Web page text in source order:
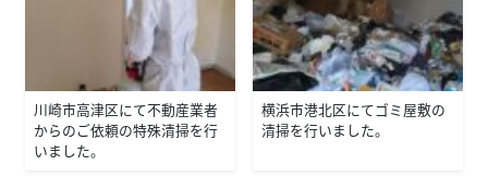
川崎市高津区にて不動産業者
からのご依頼の特殊清掃を行
いました。
横浜市港北区にてゴミ屋敷の
清掃を行いました。